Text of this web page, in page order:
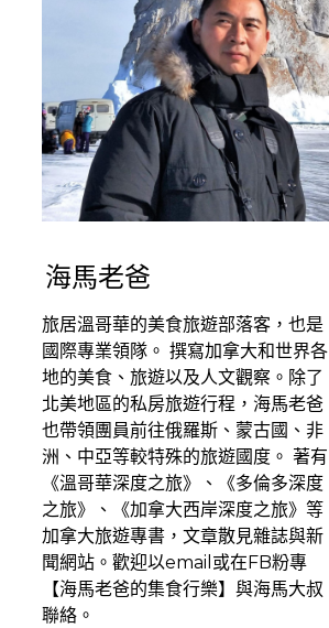
海馬老爸
旅居溫哥華的美食旅遊部落客，也是
國際專業領隊。 撰寫加拿大和世界各
地的美食、旅遊以及人文觀察。除了
北美地區的私房旅遊行程，海馬老爸
也帶領團員前往俄羅斯、蒙古國、非
洲、中亞等較特殊的旅遊國度。 著有
《溫哥華深度之旅》、《多倫多深度
之旅》、《加拿大西岸深度之旅》等
加拿大旅遊專書，文章散見雜誌與新
聞網站。歡迎以email或在FB粉專
【海馬老爸的集食行樂】與海馬大叔
聯絡。